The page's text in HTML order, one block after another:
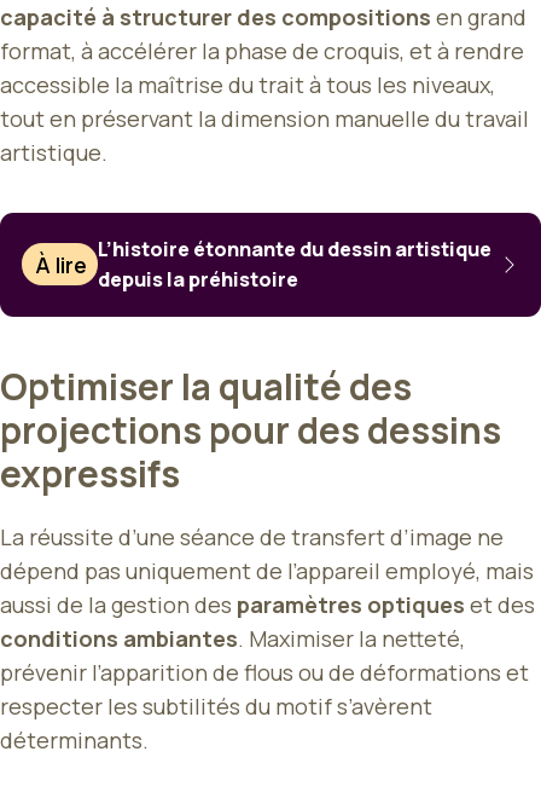
capacité à structurer des compositions en grand
format, à accélérer la phase de croquis, et à rendre
accessible la maîtrise du trait à tous les niveaux,
tout en préservant la dimension manuelle du travail
artistique.
À lire
L’histoire étonnante du dessin artistique
depuis la préhistoire
Optimiser la qualité des
projections pour des dessins
expressifs
La réussite d’une séance de transfert d’image ne
dépend pas uniquement de l’appareil employé, mais
aussi de la gestion des paramètres optiques et des
conditions ambiantes. Maximiser la netteté,
prévenir l’apparition de flous ou de déformations et
respecter les subtilités du motif s’avèrent
déterminants.